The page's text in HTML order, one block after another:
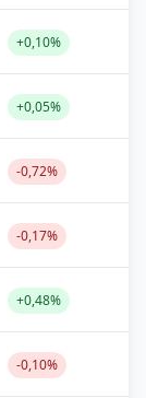
+0,10%
+0,05%
-0,72%
-0,17%
+0,48%
-0,10%